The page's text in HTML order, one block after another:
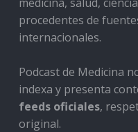
procedentes de
internacionales.
Podcast de Medicina
indexa y presenta
feeds oficiales,
original.